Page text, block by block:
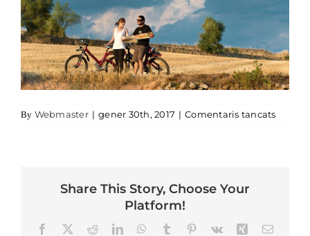
By Webmaster | gener 30th, 2017 | Comentaris tancatsa 03-
Share This Story, Choose Your
Platform!
FacebookRedditLinkedInWhatsApp
TumblrPinterest
Vk XingEmail